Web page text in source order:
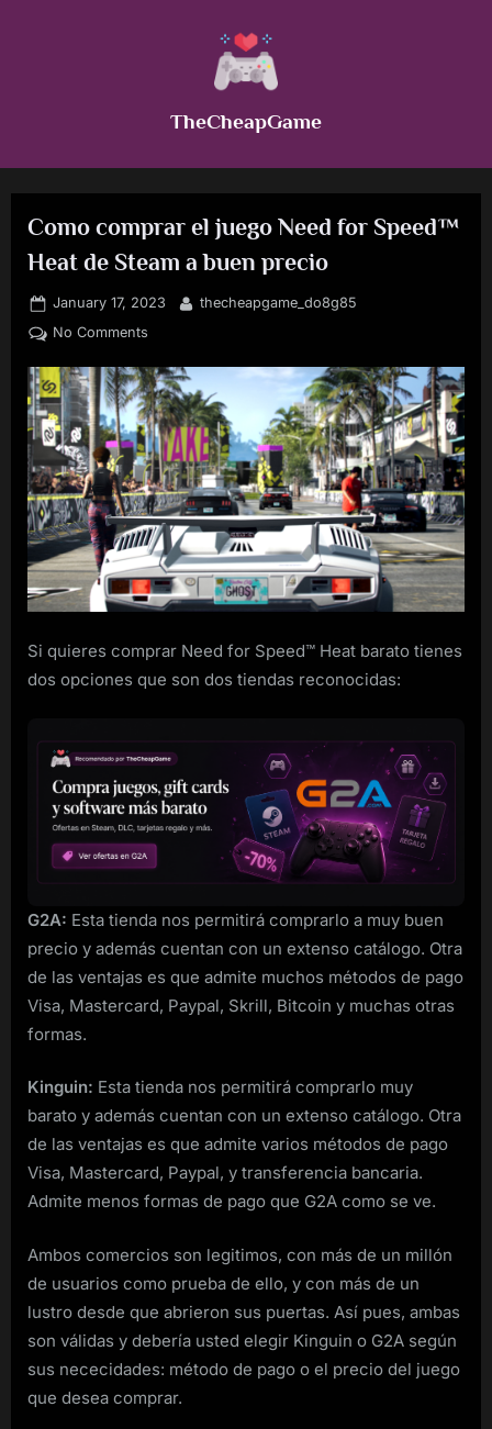
TheCheapGame
Como comprar el juego Need for Speed™
Heat de Steam a buen precio
Posted
on
January 17, 2023 By
thecheapgame_do8g85
No Commentson
comprar
el
juego
Need
for
Speed™
Heat
de
Steam
a
precio
Si quieres comprar Need for Speed™ Heat barato tienes
dos opciones que son dos tiendas reconocidas:
G2A: Esta tienda nos permitirá comprarlo a muy buen
precio y además cuentan con un extenso catálogo. Otra
de las ventajas es que admite muchos métodos de pago
Visa, Mastercard, Paypal, Skrill, Bitcoin y muchas otras
formas.
Kinguin: Esta tienda nos permitirá comprarlo muy
barato y además cuentan con un extenso catálogo. Otra
de las ventajas es que admite varios métodos de pago
Visa, Mastercard, Paypal, y transferencia bancaria.
Admite menos formas de pago que G2A como se ve.
Ambos comercios son legitimos, con más de un millón
de usuarios como prueba de ello, y con más de un
lustro desde que abrieron sus puertas. Así pues, ambas
son válidas y debería usted elegir Kinguin o G2A según
sus nececidades: método de pago o el precio del juego
que desea comprar.